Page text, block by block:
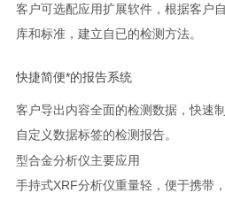
客户可选配应用扩展软件，根据客户
库和标准，建立自已的检测方法。
快捷简便*的报告系统
客户导出内容全面的检测数据，快速
自定义数据标签的检测报告。
型合金分析仪主要应用
手持式XRF分析仪重量轻，便于携带